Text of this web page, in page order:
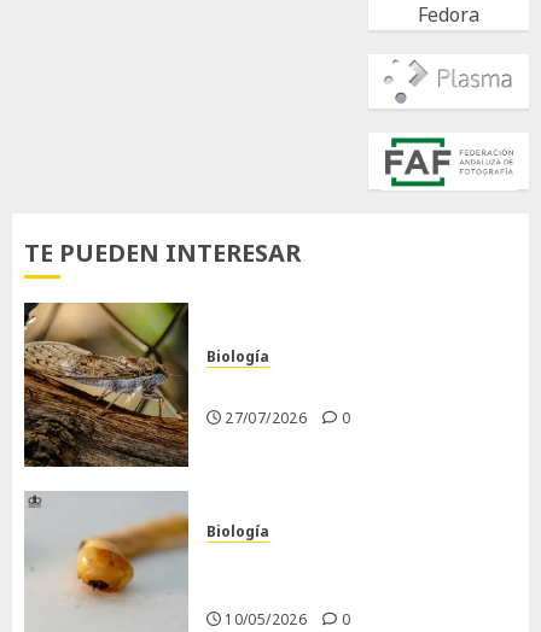
Fedora
TE PUEDEN INTERESAR
Biología
27/07/2026 0
Biología
10/05/2026 0